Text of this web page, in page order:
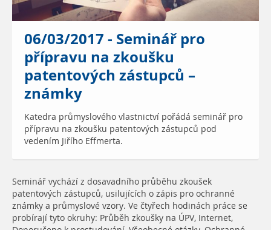
06/03/2017 - Seminář pro
přípravu na zkoušku
patentových zástupců –
známky
Katedra průmyslového vlastnictví pořádá seminář pro
přípravu na zkoušku patentových zástupců pod
vedením Jiřího Effmerta.
Seminář vychází z dosavadního průběhu zkoušek
patentových zástupců, usilujících o zápis pro ochranné
známky a průmyslové vzory. Ve čtyřech hodinách práce se
probírají tyto okruhy: Průběh zkoušky na ÚPV, Internet,